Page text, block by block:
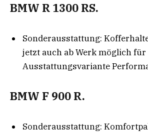
BMW R 1300 RS.
Sonderausstattung:
jetzt auch ab Werk möglich für
Ausstattungsvariante
BMW F 900 R.
Sonderausstattung: